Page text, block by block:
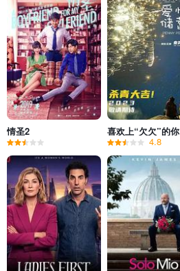
情圣2 喜欢上“欠欠”的你
4.8